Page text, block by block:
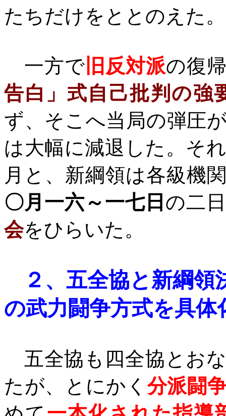
たちだけをととのえた。
一方で 旧反対派の復
告白」式自己批判の強
ず、そこへ当局の弾圧
は大幅に減退した。そ
月と、新綱領は各級機
〇月一六～一七日 の二
会をひらいた。
２、 五全協と新綱領
の武力闘争方式を具体
五全協も四全協とお
たが、とにかく 分派闘